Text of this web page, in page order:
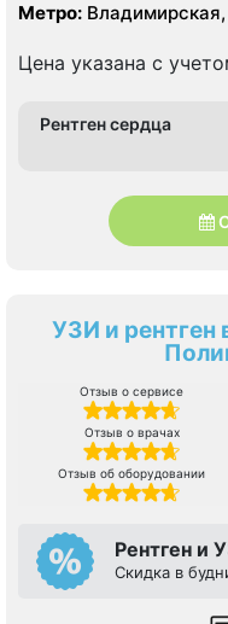
Метро:
Цена указана с
Рентген сердца
УЗИ и рентген
Отзыв о сервисе
Отзыв о врачах
Отзыв об оборудовании
Рентген и
Скидка в